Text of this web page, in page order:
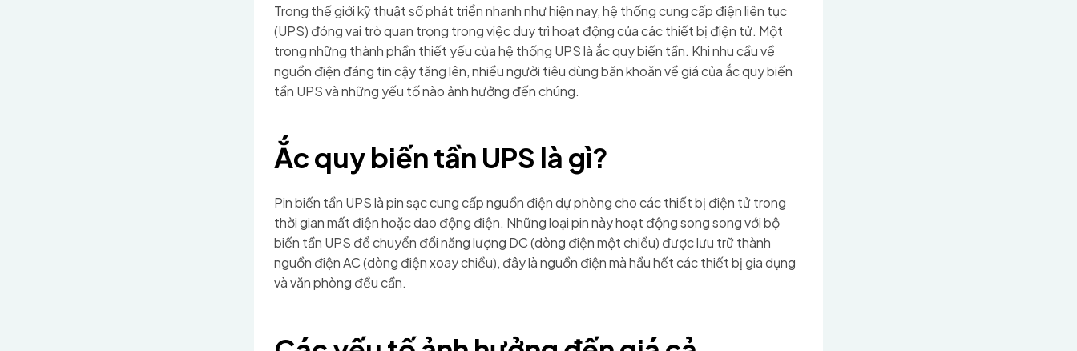
Trong thế giới kỹ thuật số phát triển nhanh như hiện nay, hệ thống cung cấp điện liên tục
(UPS) đóng vai trò quan trọng trong việc duy trì hoạt động của các thiết bị điện tử. Một
trong những thành phần thiết yếu của hệ thống UPS là ắc quy biến tần. Khi nhu cầu về
nguồn điện đáng tin cậy tăng lên, nhiều người tiêu dùng băn khoăn về giá của ắc quy biến
tần UPS và những yếu tố nào ảnh hưởng đến chúng.
Ắc quy biến tần UPS là gì?
Pin biến tần UPS là pin sạc cung cấp nguồn điện dự phòng cho các thiết bị điện tử trong
thời gian mất điện hoặc dao động điện. Những loại pin này hoạt động song song với bộ
biến tần UPS để chuyển đổi năng lượng DC (dòng điện một chiều) được lưu trữ thành
nguồn điện AC (dòng điện xoay chiều), đây là nguồn điện mà hầu hết các thiết bị gia dụng
và văn phòng đều cần.